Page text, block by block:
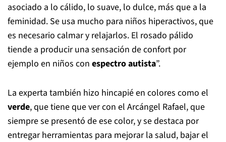
asociado a lo cálido, lo suave, lo dulce, más que a la
feminidad. Se usa mucho para niños hiperactivos, que
es necesario calmar y relajarlos. El rosado pálido
tiende a producir una sensación de confort por
ejemplo en niños con espectro autista”.
La experta también hizo hincapié en colores como el
verde, que tiene que ver con el Arcángel Rafael, que
siempre se presentó de ese color, y se destaca por
entregar herramientas para mejorar la salud, bajar el